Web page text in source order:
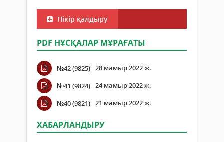
Пікір қалдыру
PDF НҰСҚАЛАР МҰРАҒАТЫ
№42 (9825) 28 мамыр 2022 ж.
№41 (9824) 24 мамыр 2022 ж.
№40 (9821) 21 мамыр 2022 ж.
ХАБАРЛАНДЫРУ